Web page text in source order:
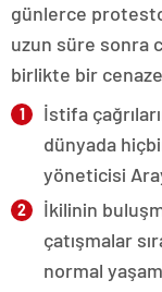
günlerce
uzun süre sonra
birlikte bir
İstifa
dünyada
yöneticisi
İkilinin
çatışmalar
normal